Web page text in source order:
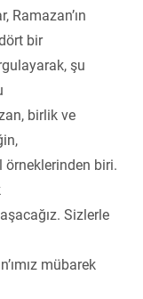
bir
şu
birlik ve
örneklerinden biri.
Sizlerle
mübarek